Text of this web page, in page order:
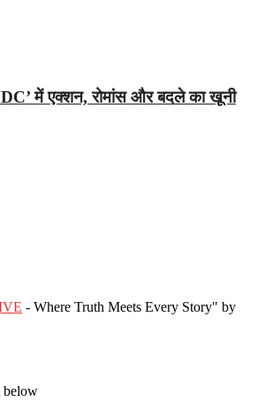
में एक्शन, रोमांस और बदले का खूनी
- Where Truth Meets Every Story" by
below